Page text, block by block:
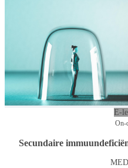
E-
On-
Secundaire